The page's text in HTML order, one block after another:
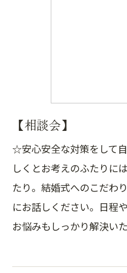
【相談会】
☆安心安全な対策をして
しくとお考えのふたりに
たり。結婚式へのこだわ
にお話しください。日程
お悩みもしっかり解決い